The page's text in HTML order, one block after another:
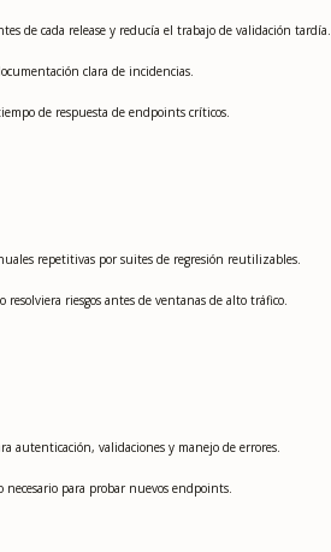
de cada release y reducía el trabajo de validación tardía.
clara de incidencias.
de respuesta de endpoints críticos.
repetitivas por suites de regresión reutilizables.
riesgos antes de ventanas de alto tráfico.
autenticación, validaciones y manejo de errores.
para probar nuevos endpoints.